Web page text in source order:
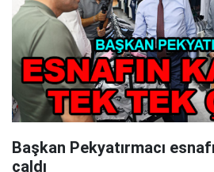
Başkan Pekyatırmacı
çaldı